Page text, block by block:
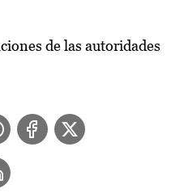
de las autoridades